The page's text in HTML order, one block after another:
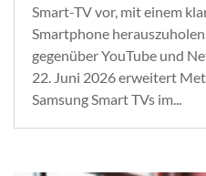
Smart-TV vor, mit einem
Smartphone
gegenüber YouTube und
22. Juni 2026 erweitert
Samsung Smart TVs im...